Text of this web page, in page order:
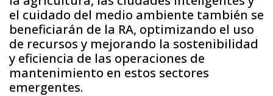
el cuidado del medio ambiente también se
beneficiarán de la RA, optimizando el uso
de recursos y mejorando la sostenibilidad
y eficiencia de las operaciones de
mantenimiento en estos sectores
emergentes.